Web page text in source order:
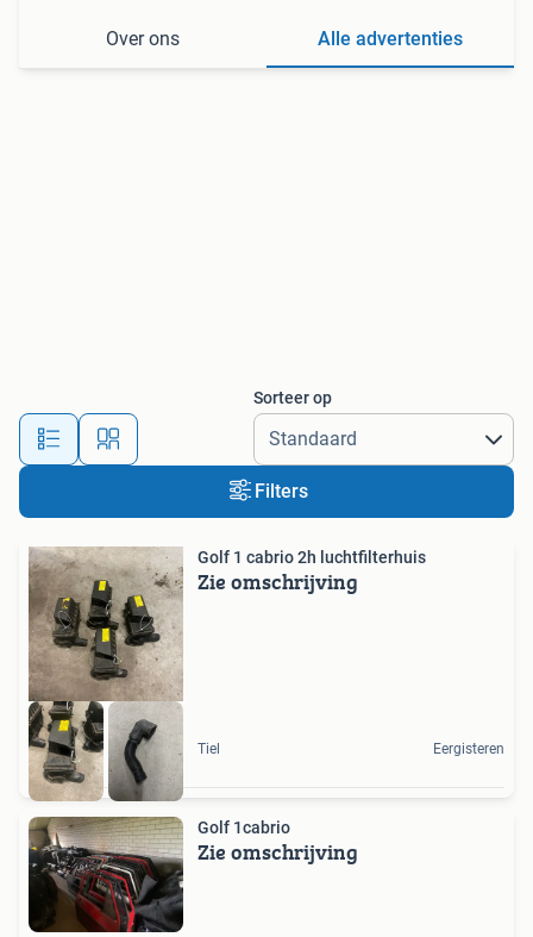
Over ons Alle advertenties
Sorteer op
Filters
Golf 1 cabrio 2h luchtfilterhuis
Zie omschrijving
Tiel Eergisteren
Golf 1cabrio
Zie omschrijving